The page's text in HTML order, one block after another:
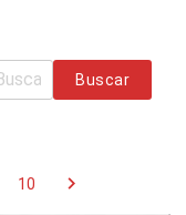
Buscar
10 chevron_right